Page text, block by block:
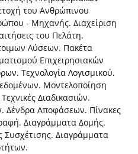
του Ανθρώπινου
- Μηχανής. Διαχείριση
του Πελάτη.
Λύσεων. Πακέτα
Επιχειρησιακών
Τεχνολογία Λογισμικού.
Μοντελοποίηση
Διαδικασιών.
Δένδρα Αποφάσεων. Πίνακες
Διαγράμματα Δομής.
Συσχέτισης. Διαγράμματα